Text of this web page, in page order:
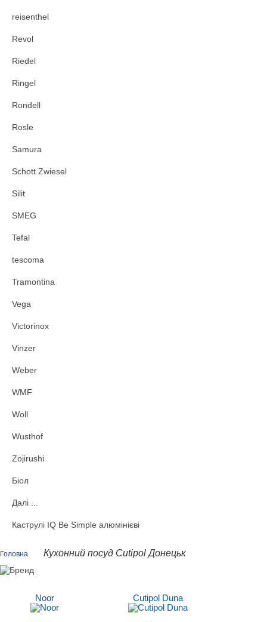
reisenthel
Revol
Riedel
Ringel
Rondell
Rosle
Samura
Schott Zwiesel
Silit
SMEG
Tefal
tescoma
Tramontina
Vega
Victorinox
Vinzer
Weber
WMF
Woll
Wusthof
Zojirushi
Біол
Далі ...
Каструлі IQ Be Simple алюмінієві
Головна Кухонний посуд Cutipol Донецьк
Noor Cutipol Duna